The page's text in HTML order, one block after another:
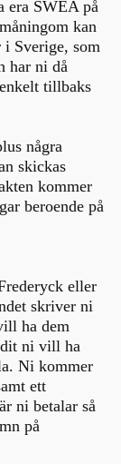
era SWEA på
kan
i Sverige, som
har ni då
tillbaks
några
skickas
kommer
beroende på
eller
skriver ni
ha dem
dit ni vill ha
Ni kommer
ett
ni betalar så
på